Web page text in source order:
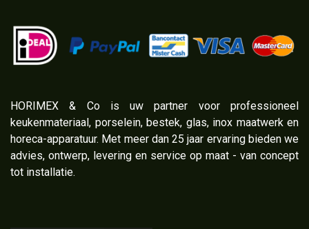
​HORIMEX & Co is uw partner voor professioneel
keukenmateriaal, porselein, bestek, glas, inox maatwerk en
horeca-apparatuur. Met meer dan 25 jaar ervaring bieden we
advies, ontwerp, levering en service op maat - van concept
tot installatie.